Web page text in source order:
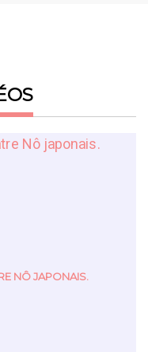
NÔ JAPONAIS.